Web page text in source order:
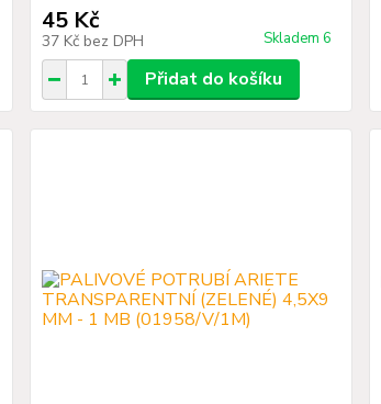
45 Kč
37 Kč bez DPH Skladem 6
Přidat do košíku